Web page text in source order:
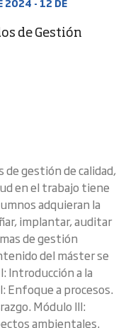
2024 - 12 DE
de Gestión
gestión de calidad,
en el trabajo tiene
adquieran la
implantar, auditar
de gestión
del máster se
Introducción a la
Enfoque a procesos.
Módulo III:
ambientales.